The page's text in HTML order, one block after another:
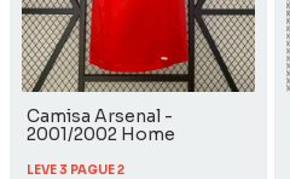
Camisa Arsenal -
2001/2002 Home
LEVE 3 PAGUE 2